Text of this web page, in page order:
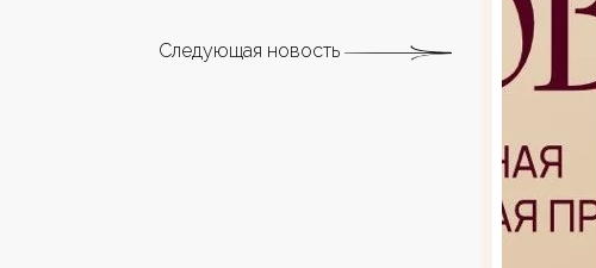
Следующая новость